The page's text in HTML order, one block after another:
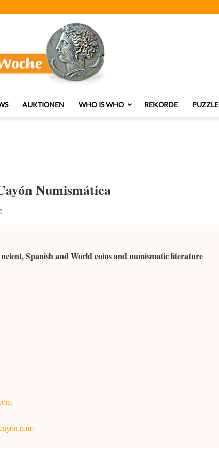
AUKTIONEN WHO IS WHO REKORDE PUZZLE
Numismática
Spanish and World coins and numismatic literature